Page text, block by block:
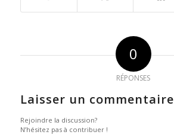
0
RÉPONSES
Laisser un commentaire
Rejoindre la discussion?
N’hésitez pas à contribuer !